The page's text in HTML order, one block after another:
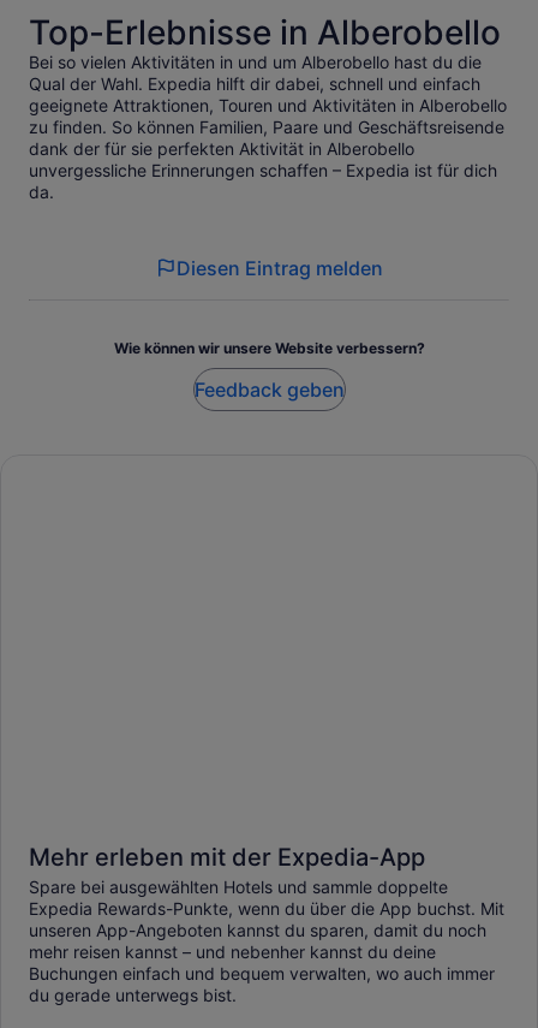
Top-Erlebnisse in Alberobello
Bei so vielen Aktivitäten in und um Alberobello hast du die
Qual der Wahl. Expedia hilft dir dabei, schnell und einfach
geeignete Attraktionen, Touren und Aktivitäten in Alberobello
zu finden. So können Familien, Paare und Geschäftsreisende
dank der für sie perfekten Aktivität in Alberobello
unvergessliche Erinnerungen schaffen – Expedia ist für dich
da.
Diesen Eintrag melden
Wie können wir unsere Website verbessern?
Feedback geben
Mehr erleben mit der Expedia-App
Spare bei ausgewählten Hotels und sammle doppelte
Expedia Rewards-Punkte, wenn du über die App buchst. Mit
unseren App-Angeboten kannst du sparen, damit du noch
mehr reisen kannst – und nebenher kannst du deine
Buchungen einfach und bequem verwalten, wo auch immer
du gerade unterwegs bist.